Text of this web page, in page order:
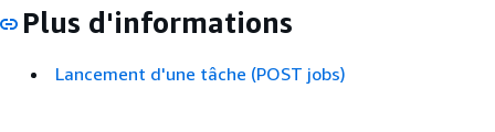
Plus d'informations
Lancement d'une tâche (POST jobs)